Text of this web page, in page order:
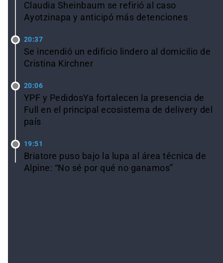
Claudia Sheinbaum se refirió al caso
Ayotzinapa y anticipó más detenciones
20:37
Se incendió un edificio lindero al domicilio de
Cristina Kirchner
20:06
YPF y PedidosYa fortalecen la presencia de
Full en el principal ecosistema de delivery del
país
19:51
Briatore puso bajo la lupa al área técnica de
Alpine: “No sé por qué no ganamos”